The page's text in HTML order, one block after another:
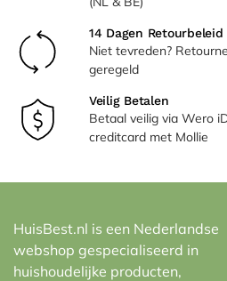
14 Dagen Retourbeleid
Niet tevreden?
geregeld
Veilig Betalen
Betaal veilig via Wero
creditcard met Mollie
HuisBest.nl is een Nederlandse
webshop gespecialiseerd in
huishoudelijke producten,